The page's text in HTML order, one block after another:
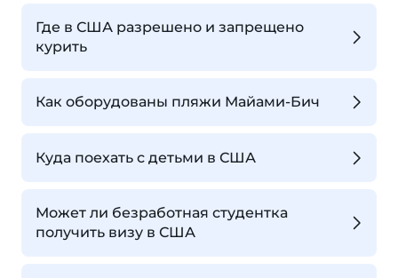
Где в США разрешено и запрещено
курить
Как оборудованы пляжи Майами-Бич
Куда поехать с детьми в США
Может ли безработная студентка
получить визу в США